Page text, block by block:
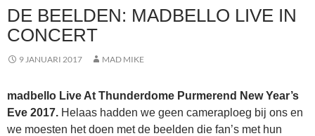
DE BEELDEN: MADBELLO LIVE IN
CONCERT
9 JANUARI 2017 MAD MIKE
madbello Live At Thunderdome Purmerend New Year’s
Eve 2017. Helaas hadden we geen cameraploeg bij ons en
we moesten het doen met de beelden die fan’s met hun